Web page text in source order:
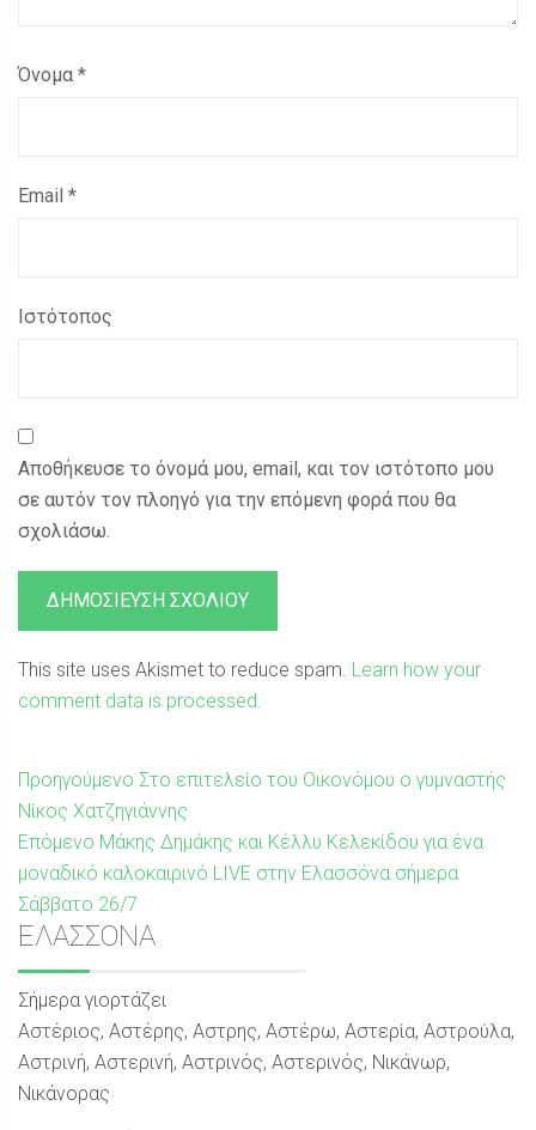
Όνομα *
Email *
Ιστότοπος
Αποθήκευσε το όνομά μου, email, και τον ιστότοπο μου
σε αυτόν τον πλοηγό για την επόμενη φορά που θα
σχολιάσω.
This site uses Akismet to reduce spam. Learn how your
comment data is processed.
Πλοήγηση
άρθρων
Προηγούμενο Προηγούμενη
δημοσίευση:
Στο επιτελείο του Οικονόμου ο γυμναστής
Νίκος Χατζηγιάννης
Επόμενο Επόμενη
δημοσίευση:
Μάκης Δημάκης και Κέλλυ Κελεκίδου για ένα
μοναδικό καλοκαιρινό LIVE στην Ελασσόνα σήμερα
Σάββατο 26/7
Sidebar
ΕΛΑΣΣΟΝΑ
Σήμερα γιορτάζει
Αστέριος, Αστέρης, Αστρης, Αστέρω, Αστερία, Αστρούλα,
Αστρινή, Αστερινή, Αστρινός, Αστερινός, Νικάνωρ,
Νικάνορας